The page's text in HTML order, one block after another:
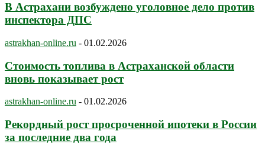
В Астрахани возбуждено уголовное дело против
инспектора ДПС
astrakhan-online.ru - 01.02.2026
Стоимость топлива в Астраханской области
вновь показывает рост
astrakhan-online.ru - 01.02.2026
Рекордный рост просроченной ипотеки в России
за последние два года